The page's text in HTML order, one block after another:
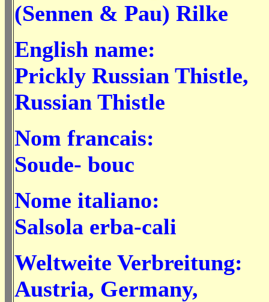
(Sennen & Pau) Rilke
English name:
Prickly Russian Thistle,
Russian Thistle
Nom francais:
Soude- bouc
Nome italiano:
Salsola erba-cali
Weltweite Verbreitung:
Austria, Germany,